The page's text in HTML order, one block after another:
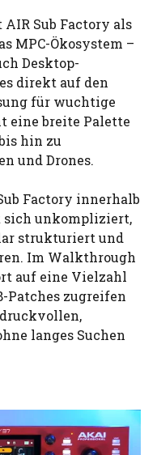
Sub Factory als
MPC-Ökosystem –
Desktop-
direkt auf den
für wuchtige
eine breite Palette
hin zu
und Drones.
Factory innerhalb
sich unkompliziert,
strukturiert und
Im Walkthrough
auf eine Vielzahl
Patches zugreifen
langes Suchen